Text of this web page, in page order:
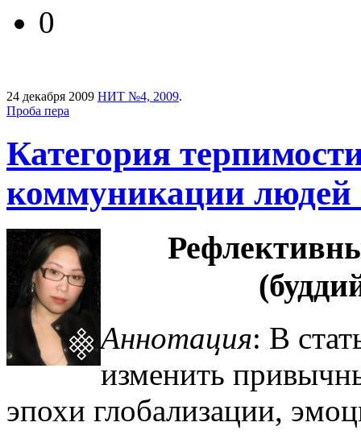
0
24 декабря 2009 НИТ №4, 2009.
Проба пера
Категория
коммуникации людей
Аннотация: В
из­менить
эпохи глобализации,